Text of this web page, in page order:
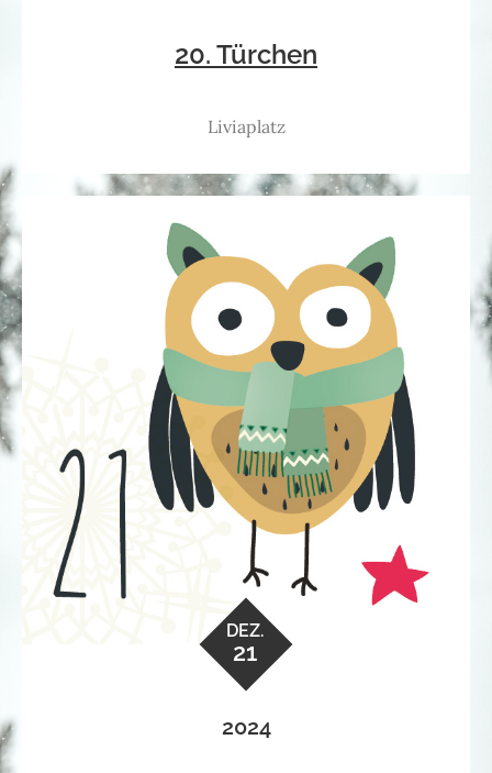
20. Türchen
Liviaplatz
DEZ.
21
2024